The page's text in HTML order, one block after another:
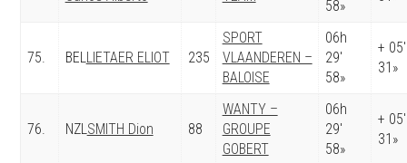
58»
75. BELLIETAER ELIOT 235
SPORT
VLAANDEREN –
BALOISE
06h
29′
58»
+ 05′
31»
76. NZLSMITH Dion 88
WANTY –
GROUPE
GOBERT
06h
29′
58»
+ 05′
31»